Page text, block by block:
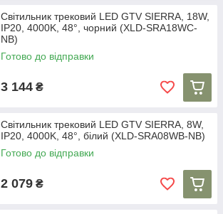
Світильник трековий LED GTV SIERRA, 18W,
IP20, 4000K, 48°, чорний (XLD-SRA18WC-
NB)
Готово до відправки
3 144 ₴
Світильник трековий LED GTV SIERRA, 8W,
IP20, 4000K, 48°, білий (XLD-SRA08WB-NB)
Готово до відправки
2 079 ₴